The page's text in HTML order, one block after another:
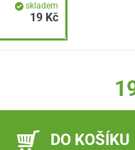
skladem
19 Kč
DO KOŠÍKU